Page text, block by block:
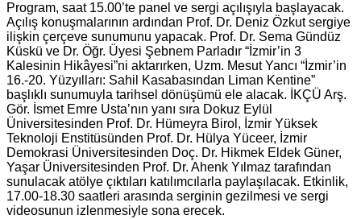
Program, saat 15.00’te panel ve sergi açılışıyla başlayacak.
Açılış konuşmalarının ardından Prof. Dr. Deniz Özkut sergiye
ilişkin çerçeve sunumunu yapacak. Prof. Dr. Sema Gündüz
Küskü ve Dr. Öğr. Üyesi Şebnem Parladır “İzmir’in 3
Kalesinin Hikâyesi”ni aktarırken, Uzm. Mesut Yancı “İzmir’in
16.-20. Yüzyılları: Sahil Kasabasından Liman Kentine”
başlıklı sunumuyla tarihsel dönüşümü ele alacak. İKÇÜ Arş.
Gör. İsmet Emre Usta’nın yanı sıra Dokuz Eylül
Üniversitesinden Prof. Dr. Hümeyra Birol, İzmir Yüksek
Teknoloji Enstitüsünden Prof. Dr. Hülya Yüceer, İzmir
Demokrasi Üniversitesinden Doç. Dr. Hikmek Eldek Güner,
Yaşar Üniversitesinden Prof. Dr. Ahenk Yılmaz tarafından
sunulacak atölye çıktıları katılımcılarla paylaşılacak. Etkinlik,
17.00-18.30 saatleri arasında serginin gezilmesi ve sergi
videosunun izlenmesiyle sona erecek.